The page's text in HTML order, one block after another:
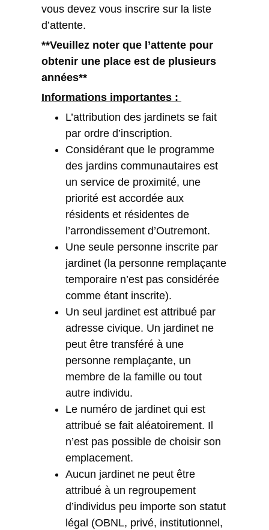
vous devez vous inscrire sur la liste
d’attente.
**Veuillez noter que l’attente pour
obtenir une place est de plusieurs
années**
Informations importantes :
L’attribution des jardinets se fait
par ordre d’inscription.
Considérant que le programme
des jardins communautaires est
un service de proximité, une
priorité est accordée aux
résidents et résidentes de
l’arrondissement d’Outremont.
Une seule personne inscrite par
jardinet (la personne remplaçante
temporaire n’est pas considérée
comme étant inscrite).
Un seul jardinet est attribué par
adresse civique. Un jardinet ne
peut être transféré à une
personne remplaçante, un
membre de la famille ou tout
autre individu.
Le numéro de jardinet qui est
attribué se fait aléatoirement. Il
n’est pas possible de choisir son
emplacement.
Aucun jardinet ne peut être
attribué à un regroupement
d’individus peu importe son statut
légal (OBNL, privé, institutionnel,